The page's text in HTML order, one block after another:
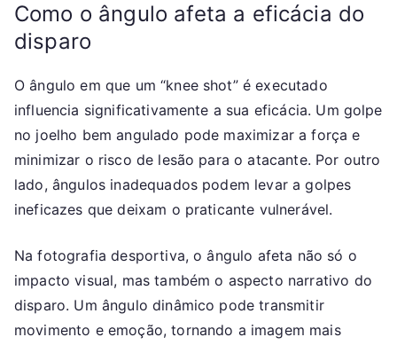
Como o ângulo afeta a eficácia do
disparo
O ângulo em que um “knee shot” é executado
influencia significativamente a sua eficácia. Um golpe
no joelho bem angulado pode maximizar a força e
minimizar o risco de lesão para o atacante. Por outro
lado, ângulos inadequados podem levar a golpes
ineficazes que deixam o praticante vulnerável.
Na fotografia desportiva, o ângulo afeta não só o
impacto visual, mas também o aspecto narrativo do
disparo. Um ângulo dinâmico pode transmitir
movimento e emoção, tornando a imagem mais